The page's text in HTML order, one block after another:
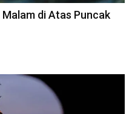
di Atas Puncak